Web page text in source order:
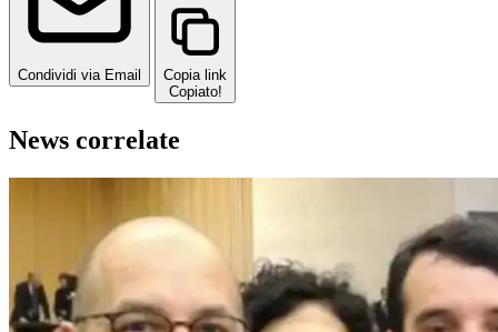
Condividi via Email
Copia link
Copiato!
News correlate